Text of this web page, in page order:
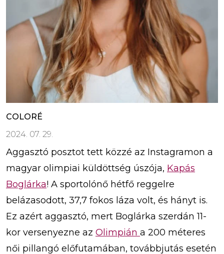
COLORÉ
2024. 07. 29.
Aggasztó posztot tett közzé az Instagramon a
magyar olimpiai küldöttség úszója, Kapás
Boglárka! A sportolónő hétfő reggelre
belázasodott, 37,7 fokos láza volt, és hányt is.
Ez azért aggasztó, mert Boglárka szerdán 11-
kor versenyezne az Olimpián a 200 méteres
női pillangó előfutamában, továbbjutás esetén